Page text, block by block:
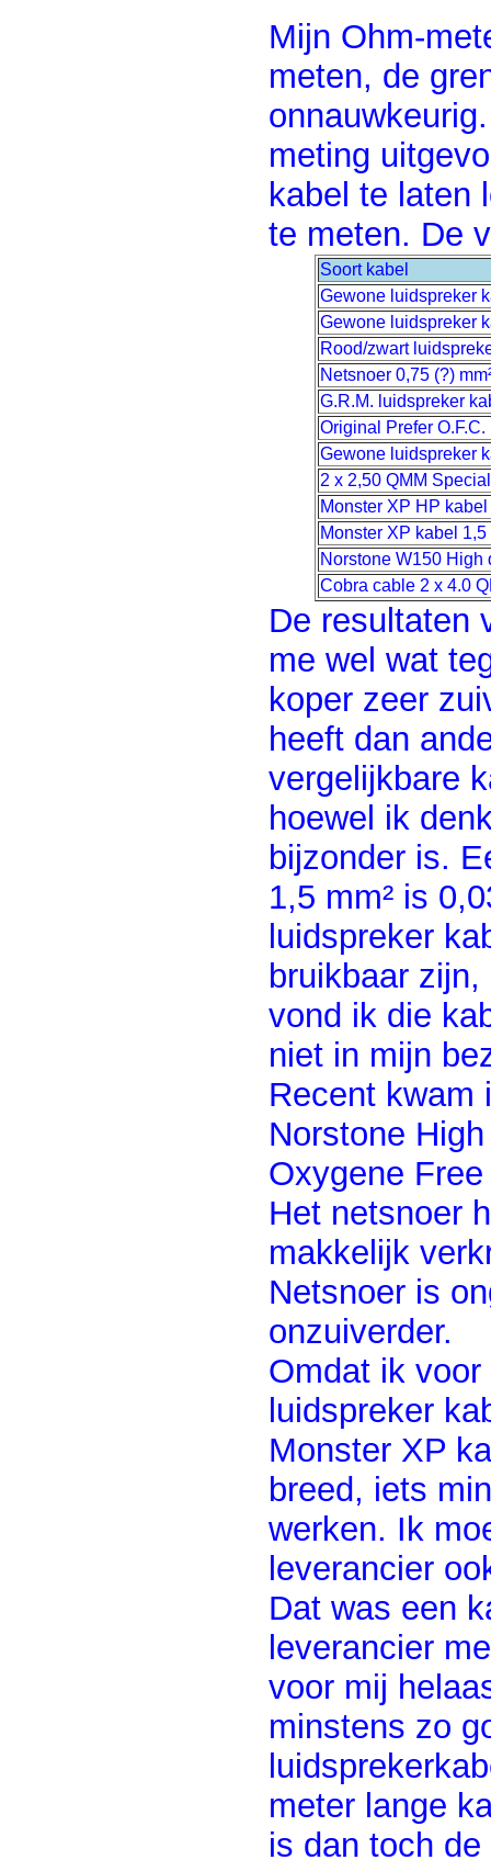
Mijn Ohm-
meten, de
meting
kabel te laten
te meten. De
Soort kabel
Gewone luidspreker
Gewone luidspreker
Rood/zwart
Netsnoer 0,75 (?)
G.R.M. luidspreker
Original Prefer
Gewone luidspreker
2 x 2,50 QMM
Monster XP HP kabel
Monster XP kabel 1,5
Norstone W150 High
Cobra cable 2 x 4.0
De resultaten
me wel wat
koper zeer
heeft dan
vergelijkbare
hoewel ik
bijzonder is.
1,5 mm² is
luidspreker
bruikbaar
vond ik die
niet in mijn
Recent kwam
Norstone
Oxygene
Het netsnoer
makkelijk
Netsnoer is
onzuiverder.
Omdat ik
luidspreker
Monster XP
breed, iets
werken. Ik
leverancier
Dat was een
leverancier
voor mij
minstens zo
meter lange
is dan toch